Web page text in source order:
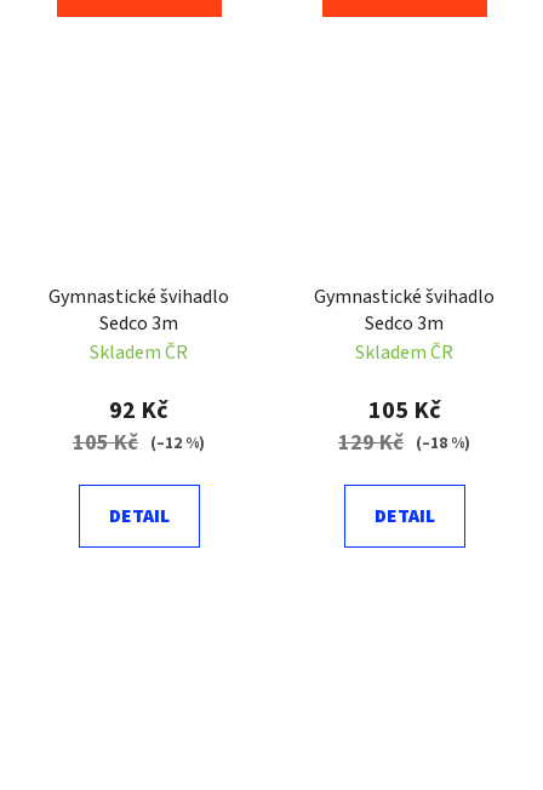
Gymnastické švihadlo
Sedco 3m
Skladem ČR
92 Kč
105 Kč (–12 %)
DETAIL
Gymnastické švihadlo
Sedco 3m
Skladem ČR
105 Kč
129 Kč (–18 %)
DETAIL